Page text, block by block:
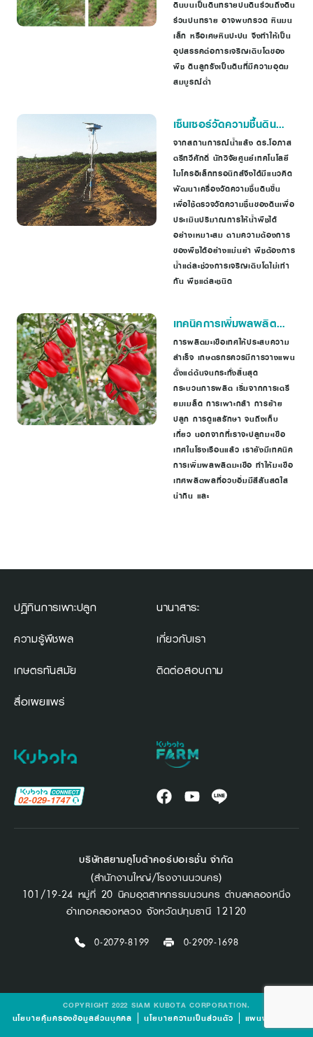
ดินบนเป็นดินทรายปนดินร่วนถึงดิน
ร่วนปนทราย อาจพบกรวด หินมน
เล็ก หรือเศษหินปะปน จึงทำให้เป็น
อุปสรรคต่อการเจริญเติบโตของ
พืช ดินลูกรังเป็นดินที่มีความอุดม
สมบูรณ์ต่ำ
เซ็นเซอร์วัดความชื้นดิน
นวัตกรรมอัจฉริยะควบคุม
การให้น้ำพืช
จากสถานการณ์น้ำแล้ง ดร.โอภาส
ตรีทวีศักดิ์ นักวิจัยศูนย์เทคโนโลยี
ไมโครอิเล็กทรอนิกส์จึงได้มีแนวคิด
พัฒนาเครื่องวัดความชื้นดินขึ้น
เพื่อใช้ตรวจวัดความชื้นของดินเพื่อ
ประเมินปริมาณการให้น้ำพืชได้
อย่างเหมาะสม ตามความต้องการ
ของพืชได้อย่างแม่นยำ พืชต้องการ
น้ำแต่ละช่วงการเจริญเติบโตไม่เท่า
กัน พืชแต่ละชนิด
เทคนิคการเพิ่มผลผลิต
มะเขือเทศ ให้ลูกดกและ
อร่อย
การผลิตมะเขือเทศให้ประสบความ
สำเร็จ เกษตรกรควรมีการวางแผน
ตั้งแต่ต้นจนกระทั่งสิ้นสุด
กระบวนการผลิต เริ่มจากการเตรี
ยมเมล็ด การเพาะกล้า การย้าย
ปลูก การดูแลรักษา จนถึงเก็บ
เกี่ยว นอกจากที่เราจะปลูกมะเขือ
เทศในโรงเรือนแล้ว เรายังมีเทคนิค
การเพิ่มผลผลิตมะเขือ ทำให้มะเขือ
เทศผลิตผลที่อวบอิ่มมีสีสันสดใส
น่ากิน และ
ปฏิทินการเพาะปลูก
ความรู้พืชผล
เกษตรทันสมัย
สื่อเผยแพร่
นานาสาระ
เกี่ยวกับเรา
ติดต่อสอบถาม
บริษัทสยามคูโบต้าคอร์ปอเรชั่น จำกัด
(สำนักงานใหญ่/โรงงานนวนคร)
101/19-24 หมู่ที่ 20 นิคมอุตสาหกรรมนวนคร ตำบลคลองหนึ่ง
อำเภอคลองหลวง จังหวัดปทุมธานี 12120
0-2079-8199 0-2909-1698
COPYRIGHT 2022 SIAM KUBOTA CORPORATION.
นโยบายคุ้มครองข้อมูลส่วนบุคคล นโยบายความเป็นส่วนตัว แผนผังเว็บไซต์